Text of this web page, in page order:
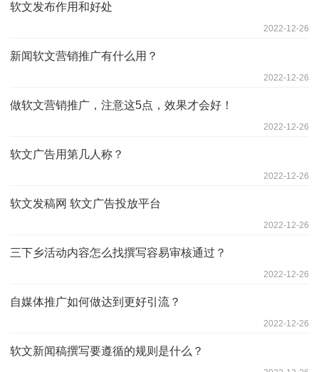
软文发布作用和好处
2022-12-26
新闻软文营销推广有什么用？
2022-12-26
做软文营销推广，注意这5点，效果才会好！
2022-12-26
软文广告用第几人称？
2022-12-26
软文发稿网 软文广告投放平台
2022-12-26
三下乡活动内容怎么找撰写容易审核通过？
2022-12-26
自媒体推广如何做达到更好引流？
2022-12-26
软文新闻稿撰写要遵循的规则是什么？